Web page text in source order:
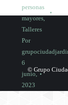
personas
mayores,
Talleres
Por
6
junio,
2023
© Grupo